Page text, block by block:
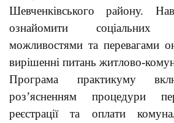
Шевченківського району.
ознайомити
можливостями та перевагами
вирішенні питань житлово-
Програма практикуму
роз’ясненням процедури
реєстрації та оплати